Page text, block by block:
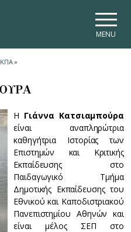
MENU
»
Η Γιάννα Κατσιαμπούρα
είναι αναπληρώτρια
καθηγήτρια Ιστορίας των
Επιστημών και Κριτικής
Εκπαίδευσης στο
Παιδαγωγικό Τμήμα
Δημοτικής Εκπαίδευσης του
Εθνικού και Καποδιστριακού
Πανεπιστημίου Αθηνών και
είναι μέλος ΣΕΠ στο